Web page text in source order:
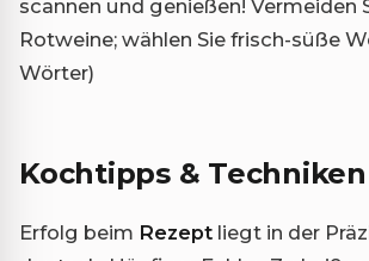
scannen und genießen! Vermeiden
Rotweine; wählen Sie frisch-süße
Wörter)
Kochtipps & Techniken
Erfolg beim Rezept liegt in der